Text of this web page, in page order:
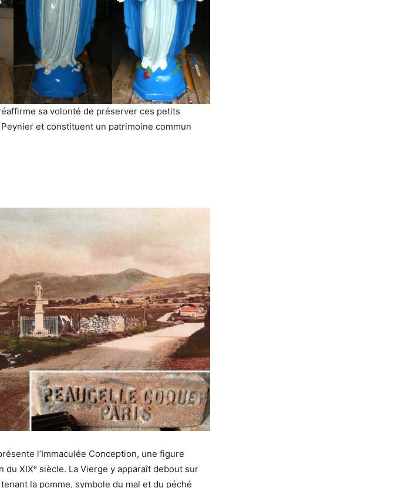
sa volonté de préserver ces petits
et constituent un patrimoine commun
l’Immaculée Conception, une figure
XIXᵉ siècle. La Vierge y apparaît debout sur
la pomme, symbole du mal et du péché